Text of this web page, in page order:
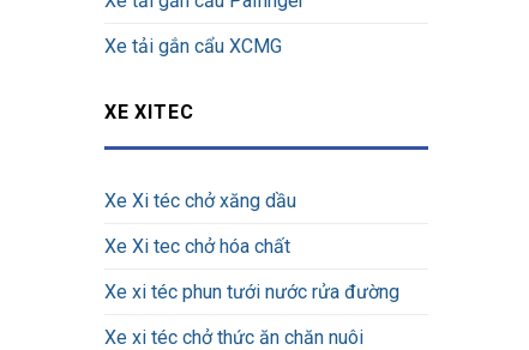
Xe tải gắn cẩu XCMG
XE XITEC
Xe Xi téc chở xăng dầu
Xe Xi tec chở hóa chất
Xe xi téc phun tưới nước rửa đường
Xe xi téc chở thức ăn chăn nuôi